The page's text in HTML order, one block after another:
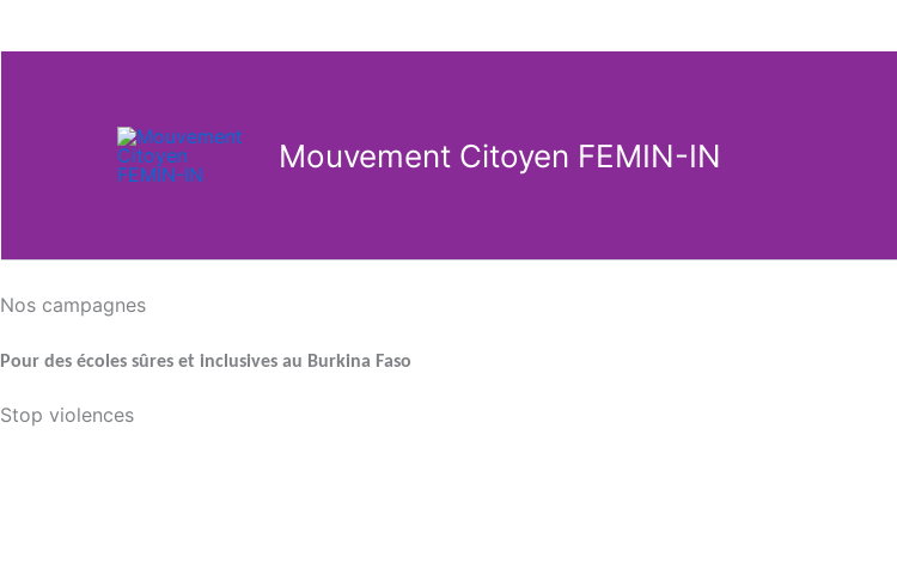
au
Mouvement Citoyen FEMIN-IN
Nos campagnes
Pour des écoles sûres et inclusives au Burkina Faso
Stop violences